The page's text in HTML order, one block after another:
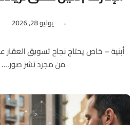
يوليو 28, 2026
أبنية – خاص يحتاج نجاح تسويق العقار على الإنترنت إلى أكثر
من مجرد نشر صور....